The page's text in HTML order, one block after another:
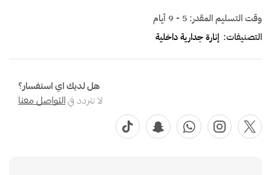
وقت التسليم المقدر: 5 - 9 أيام
التصنيفات: إنارة جدارية داخلية
هل لديك اي استفسار؟
لا تتردد فيالتواصل معنا